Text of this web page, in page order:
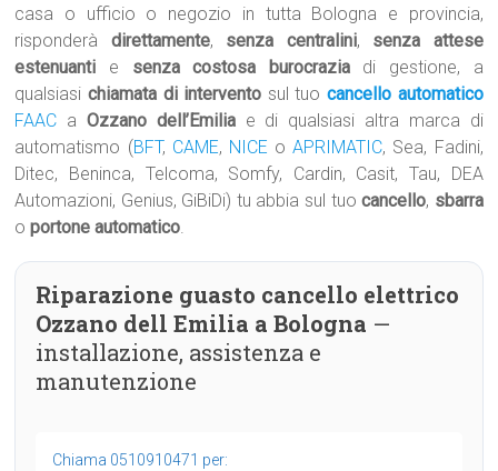
casa o ufficio o negozio in tutta Bologna e provincia,
risponderà direttamente, senza centralini, senza attese
estenuanti e senza costosa burocraziadi gestione, a
qualsiasichiamata di intervento sul tuo cancello automatico
FAAC aOzzano dell’Emilia e di qualsiasi altra marca di
automatismo (BFT, CAME, NICE oAPRIMATIC, Sea, Fadini,
Ditec, Beninca, Telcoma, Somfy, Cardin, Casit, Tau, DEA
Automazioni, Genius, GiBiDi) tu abbia sul tuocancello, sbarra
oportone automatico.
Riparazione guasto cancello elettrico
Ozzano dell Emilia a Bologna —
installazione, assistenza e
manutenzione
Chiama 0510910471 per: